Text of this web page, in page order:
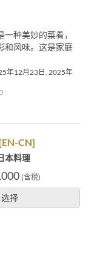
种美妙的菜肴，
和风味。这是家庭
年12月23日, 2025年
CN]
本料理
(含税)
选择